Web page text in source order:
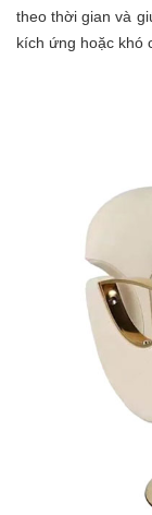
theo thời gian và
kích ứng hoặc khó